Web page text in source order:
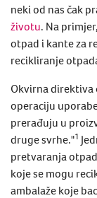
neki od nas čak
životu. Na
otpad i kante za
recikliranje
Okvirna direktiva
operaciju
prerađuju u
druge svrhe."1
pretvaranja
koje se mogu
ambalaže koje